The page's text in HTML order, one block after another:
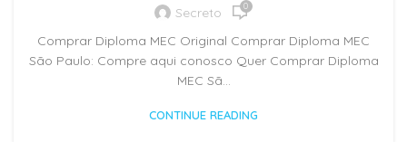
Secreto 0
Comprar Diploma MEC Original Comprar Diploma MEC
São Paulo: Compre aqui conosco Quer Comprar Diploma
MEC Sã...
CONTINUE READING